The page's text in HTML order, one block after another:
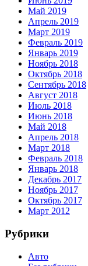
Май 2019
Апрель 2019
Март 2019
Февраль 2019
Январь 2019
Ноябрь 2018
Октябрь 2018
Сентябрь 2018
Август 2018
Июль 2018
Июнь 2018
Май 2018
Апрель 2018
Март 2018
Февраль 2018
Январь 2018
Декабрь 2017
Ноябрь 2017
Октябрь 2017
Март 2012
Рубрики
Авто